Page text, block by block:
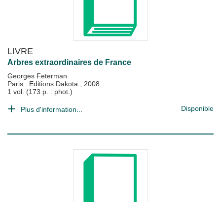
LIVRE
Arbres extraordinaires de France
Georges Feterman
Paris : Editions Dakota ; 2008
1 vol. (173 p. : phot.)
Plus d'information... Disponible